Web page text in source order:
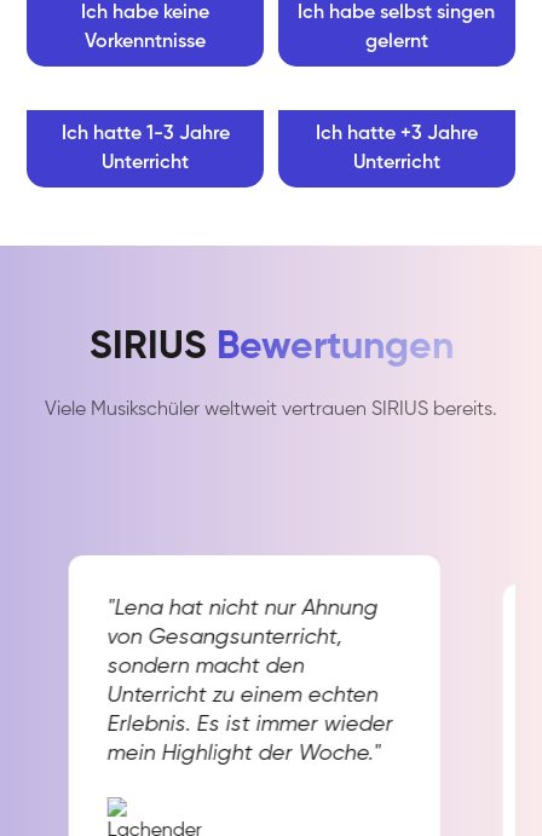
Ich habe keine
Vorkenntnisse
Ich habe selbst singen
gelernt
Ich hatte 1-3 Jahre
Unterricht
Ich hatte +3 Jahre
Unterricht
SIRIUS Bewertungen
Viele Musikschüler weltweit vertrauen SIRIUS bereits.
"Lena hat nicht nur Ahnung
von Gesangsunterricht,
sondern macht den
Unterricht zu einem echten
Erlebnis. Es ist immer wieder
mein Highlight der Woche."